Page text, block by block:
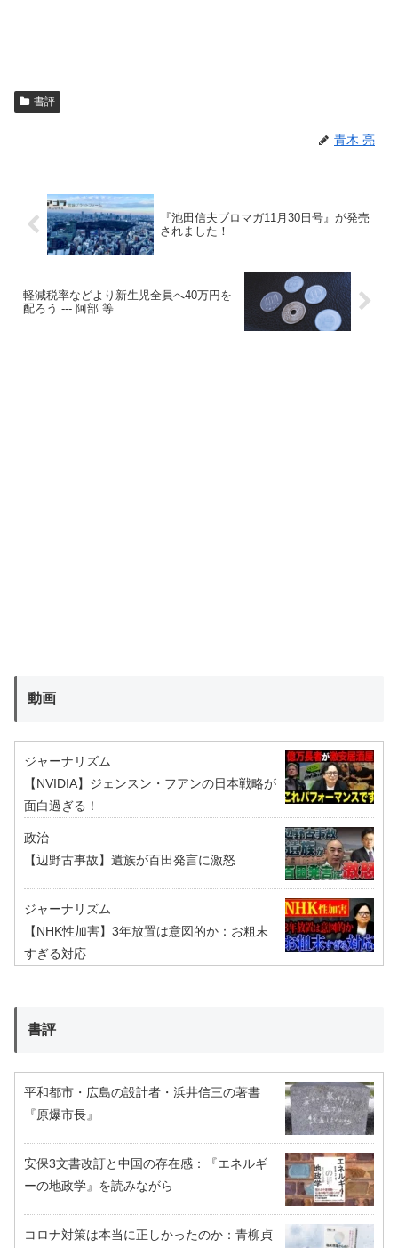
書評
青木 亮
『池田信夫ブロマガ11月30日号』が発売
されました！
軽減税率などより新生児全員へ40万円を
配ろう --- 阿部 等
動画
ジャーナリズム
【NVIDIA】ジェンスン・フアンの日本戦略が
面白過ぎる！
政治
【辺野古事故】遺族が百田発言に激怒
ジャーナリズム
【NHK性加害】3年放置は意図的か：お粗末
すぎる対応
書評
平和都市・広島の設計者・浜井信三の著書
『原爆市長』
安保3文書改訂と中国の存在感：『エネルギ
ーの地政学』を読みながら
コロナ対策は本当に正しかったのか：青柳貞